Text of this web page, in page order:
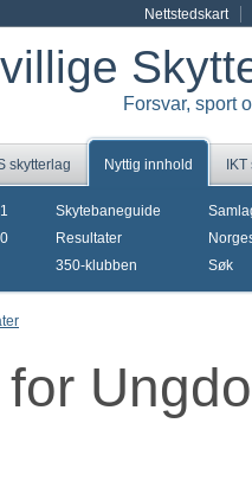
Nettstedskart
Forsvar, sport
skytterlag Nyttig innhold
Skytebaneguide
Resultater
350-klubben
Søk